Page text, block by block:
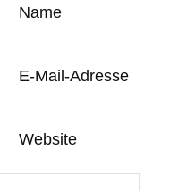
Name
E-Mail-Adresse
Website